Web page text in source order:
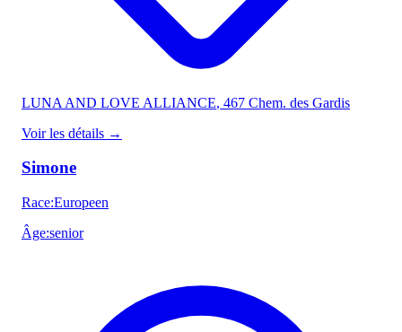
LUNA AND LOVE ALLIANCE, 467 Chem. des Gardis
Voir les détails →
Simone
Race:Europeen
Âge:senior